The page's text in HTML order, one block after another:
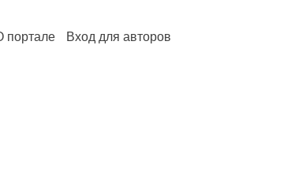
портале Вход для авторов